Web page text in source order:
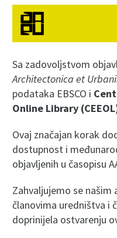
Sa zadovoljstvom
Architectonica et
podataka EBSCO i
Online Library
Ovaj značajan korak
dostupnost i
objavljenih u časopisu
Zahvaljujemo se
članovima uredništva i
doprinijela ostvarenju